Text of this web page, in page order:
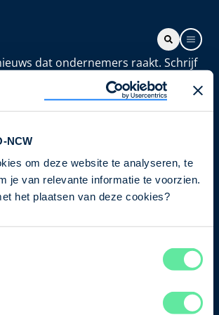
NCW
om deze website te analyseren, te
je van relevante informatie te voorzien.
het plaatsen van deze cookies?
dat ondernemers raakt. Schrijf
VNO-NCW nieuwsbrief.
12